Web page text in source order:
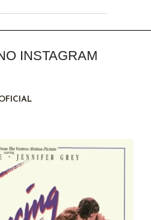
INSTAGRAM
anos atrás era...
1